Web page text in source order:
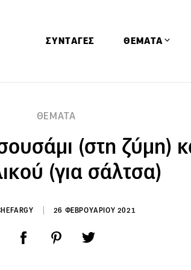
ΣΥΝΤΑΓΕΣ ΘΕΜΑΤΑ
Ειδήσεις
Έρευνες
ΘΕΜΑΤΑ
(στη ζύμη)
(για σάλτσα)
26 ΦΕΒΡΟΥΑΡΙΟΥ 2021